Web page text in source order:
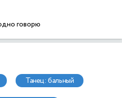
говорю
танец: бальный